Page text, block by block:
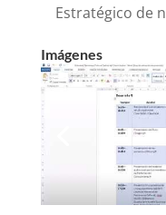
Estratégico de
Imágenes